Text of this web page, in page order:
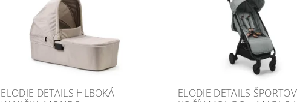
ELODIE DETAILS HLBOKÁ
ELODIE DETAILS